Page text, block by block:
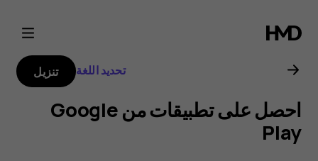
دليل
مستخدم
Nokia
G21
تحديد اللغة تنزيل
احصل على تطبيقات من Google
Play